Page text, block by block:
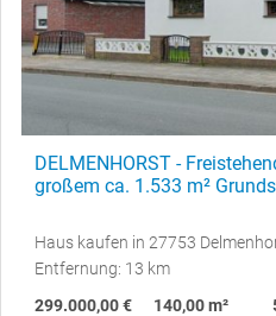
DELMENHORST -
großem ca. 1.533 m²
Haus kaufen in 27753
Entfernung: 13 km
299.000,00 €
140,00 m²